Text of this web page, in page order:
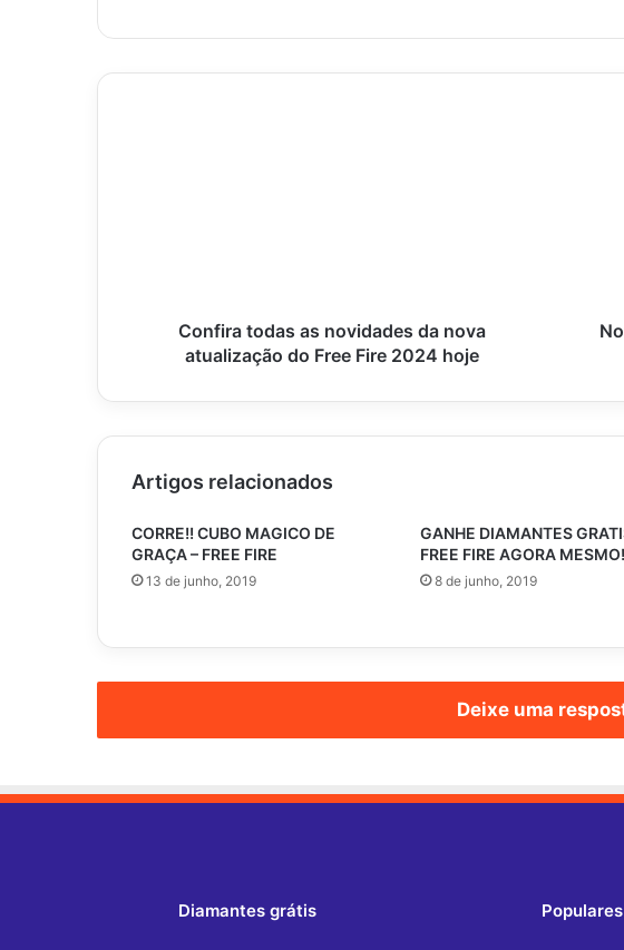
Confira todas as novidades da nova
atualização do Free Fire 2024 hoje
Artigos relacionados
CORRE!! CUBO MAGICO DE
GRAÇA – FREE FIRE
13 de junho, 2019
GANHE DIAMANTES
FREE FIRE AGORA
8 de junho, 2019
Deixe uma
Diamantes grátis Populares